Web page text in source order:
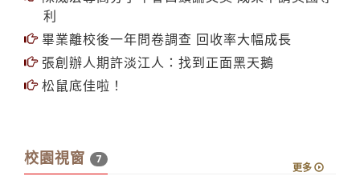
利
畢業離校後一年問卷調查 回收率大幅成長
張創辦人期許淡江人：找到正面黑天鵝
松鼠底佳啦！
校園視窗 7
更多